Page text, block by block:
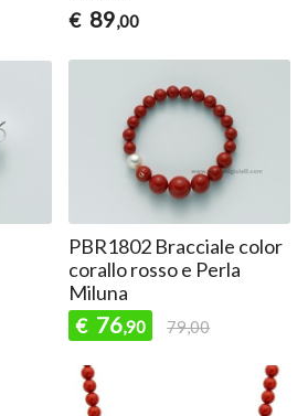
€ 89,00
PBR1802 Bracciale color
corallo rosso e Perla
Miluna
€ 76,90 79,00